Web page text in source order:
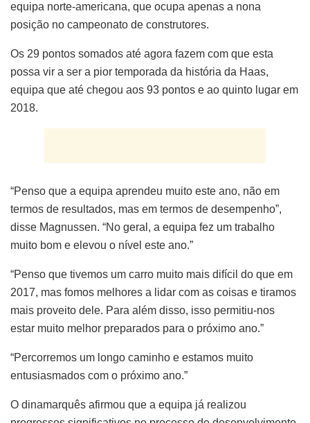
equipa norte-americana, que ocupa apenas a nona
posição no campeonato de construtores.
Os 29 pontos somados até agora fazem com que esta
possa vir a ser a pior temporada da história da Haas,
equipa que até chegou aos 93 pontos e ao quinto lugar em
2018.
“Penso que a equipa aprendeu muito este ano, não em
termos de resultados, mas em termos de desempenho”,
disse Magnussen. “No geral, a equipa fez um trabalho
muito bom e elevou o nível este ano.”
“Penso que tivemos um carro muito mais difícil do que em
2017, mas fomos melhores a lidar com as coisas e tiramos
mais proveito dele. Para além disso, isso permitiu-nos
estar muito melhor preparados para o próximo ano.”
“Percorremos um longo caminho e estamos muito
entusiasmados com o próximo ano.”
O dinamarquês afirmou que a equipa já realizou